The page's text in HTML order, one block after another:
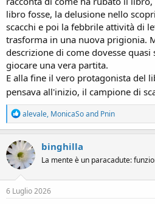
libro fosse, la delusione nello
scacchi e poi la febbrile attività di
trasforma in una nuova prigionia.
descrizione di come dovesse
giocare una vera partita.
E alla fine il vero protagonista del
pensava all'inizio, il campione di
R
e
a
c
t
i
o
n
s
alevale, MonicaSoand Pnin
binghilla
La mente è un paracadute:
6 Luglio 2026